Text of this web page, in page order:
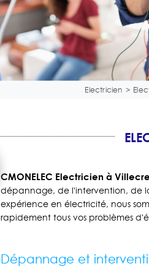
Electricien >
CMONELEC Electricien à
dépannage, de l'intervention, de
expérience en électricité, nous
rapidement tous vos problèmes
Dépannage et